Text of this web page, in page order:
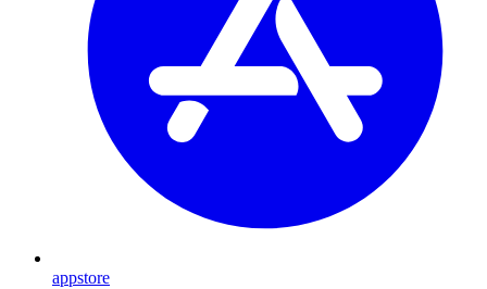
appstore